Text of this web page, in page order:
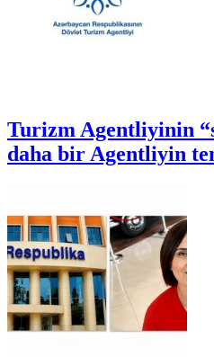
Turizm Agentliyinin
daha bir Agentliyin